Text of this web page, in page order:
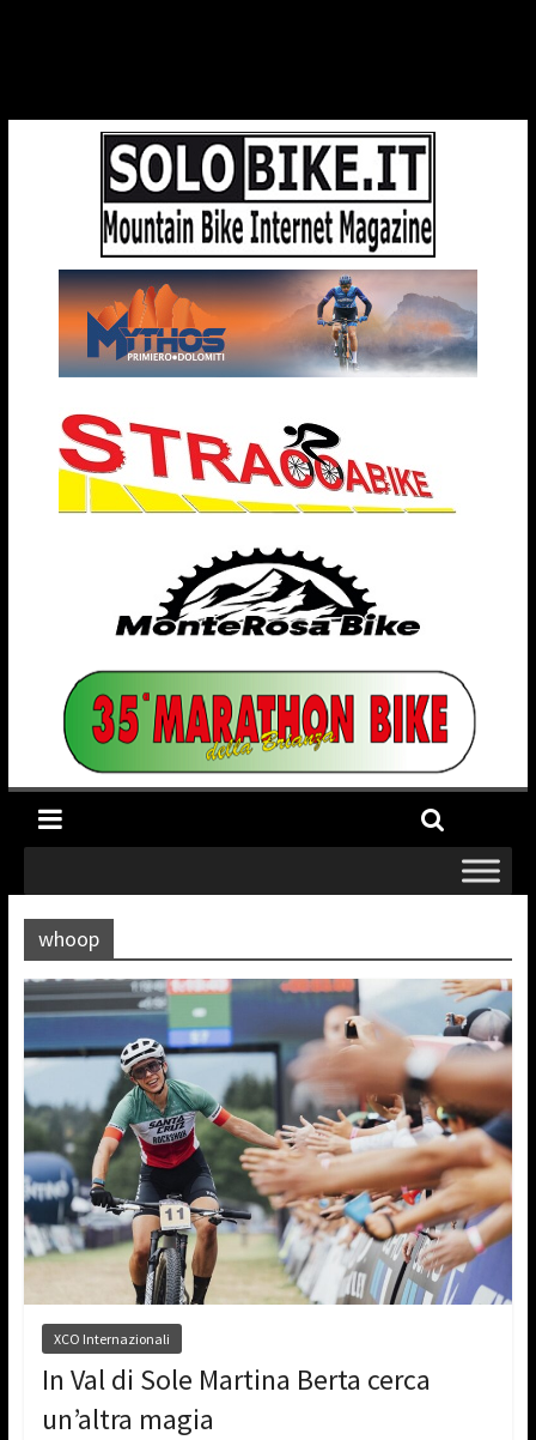
whoop
XCO Internazionali
In Val di Sole Martina Berta cerca
un’altra magia